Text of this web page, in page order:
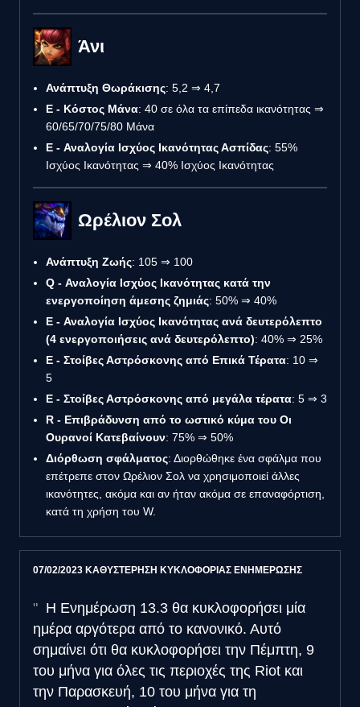
Άνι
Ανάπτυξη Θωράκισης: 5,2 ⇒ 4,7
Ε - Κόστος Μάνα: 40 σε όλα τα επίπεδα ικανότητας ⇒
60/65/70/75/80 Μάνα
E - Αναλογία Ισχύος Ικανότητας Ασπίδας: 55%
Ισχύος Ικανότητας ⇒ 40% Ισχύος Ικανότητας
Ωρέλιον Σολ
Ανάπτυξη Ζωής: 105 ⇒ 100
Q - Αναλογία Ισχύος Ικανότητας κατά την
ενεργοποίηση άμεσης ζημιάς: 50% ⇒ 40%
E - Αναλογία Ισχύος Ικανότητας ανά δευτερόλεπτο
(4 ενεργοποιήσεις ανά δευτερόλεπτο): 40% ⇒ 25%
E - Στοίβες Αστρόσκονης από Επικά Τέρατα: 10 ⇒
5
E - Στοίβες Αστρόσκονης από μεγάλα τέρατα: 5 ⇒ 3
R - Επιβράδυνση από το ωστικό κύμα του Οι
Ουρανοί Κατεβαίνουν: 75% ⇒ 50%
Διόρθωση σφάλματος: Διορθώθηκε ένα σφάλμα που
επέτρεπε στον Ωρέλιον Σολ να χρησιμοποιεί άλλες
ικανότητες, ακόμα και αν ήταν ακόμα σε επαναφόρτιση,
κατά τη χρήση του W.
07/02/2023 ΚΑΘΥΣΤΕΡΗΣΗ ΚΥΚΛΟΦΟΡΙΑΣ ΕΝΗΜΕΡΩΣΗΣ
Η Ενημέρωση 13.3 θα κυκλοφορήσει μία
ημέρα αργότερα από το κανονικό. Αυτό
σημαίνει ότι θα κυκλοφορήσει την Πέμπτη, 9
του μήνα για όλες τις περιοχές της Riot και
την Παρασκευή, 10 του μήνα για τη